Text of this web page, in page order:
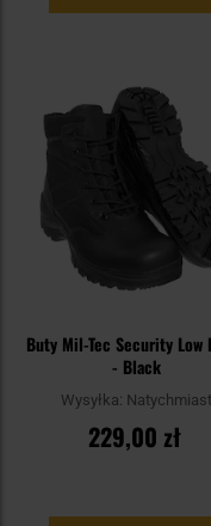
Buty Mil-Tec Security Low
- Black
Wysyłka: Natychmiast
229,00 zł